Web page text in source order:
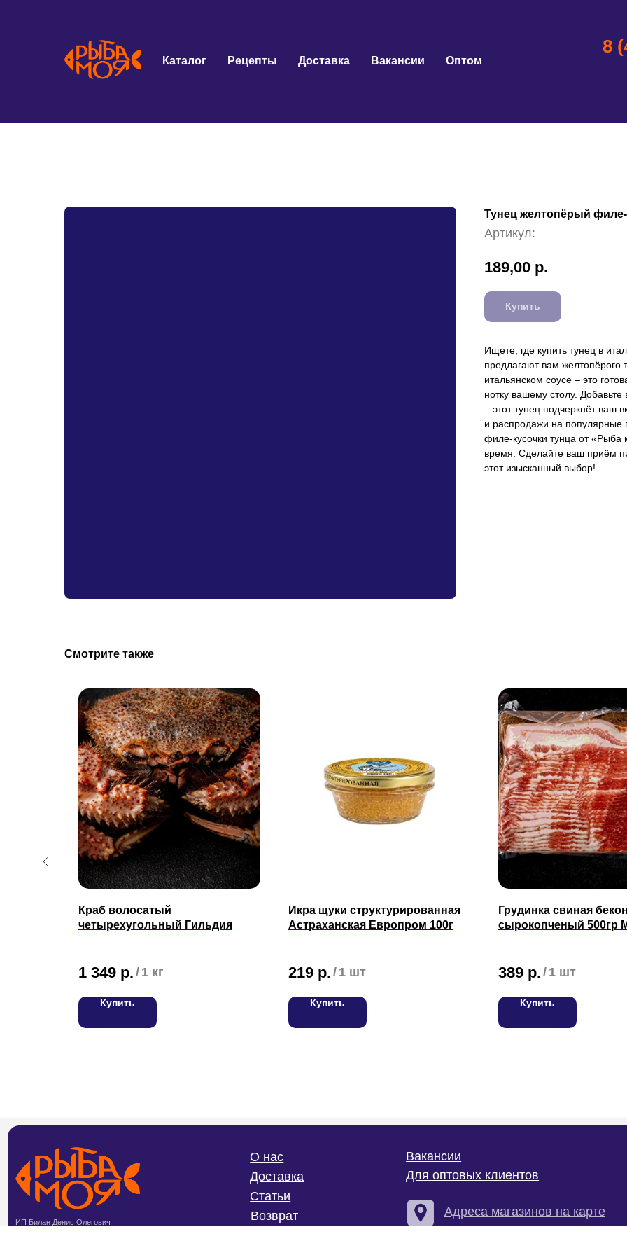
Каталог Рецепты Доставка Вакансии Оптом
8
Тунец желтопёрый филе-
Артикул:
189,00 р.
Купить
Ищете, где купить тунец в
предлагают вам
итальянском соусе – это
нотку вашему столу. Добавьте
– этот тунец подчеркнёт ваш
и распродажи на популярные
филе-кусочки тунца от «Рыба
время. Сделайте ваш приём
этот изысканный выбор!
Смотрите также
Краб волосатый
четырехугольный Гильдия
1 349 р. / 1 кг
Купить
Икра щуки структурированная
Астраханская Европром 100г
219 р. / 1 шт
Купить
Грудинка свиная бекон
сырокопченый 500гр
389 р. / 1 шт
Купить
обработки персональных данных